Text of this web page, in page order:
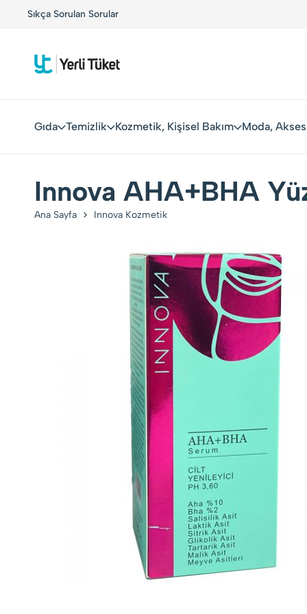
Sıkça Sorulan Sorular
Yerli Markalarla Buluşuyor!
Gıda Temizlik Kozmetik, Kişisel Bakım Moda,
Innova AHA+BHA
Ana Sayfa Innova Kozmetik